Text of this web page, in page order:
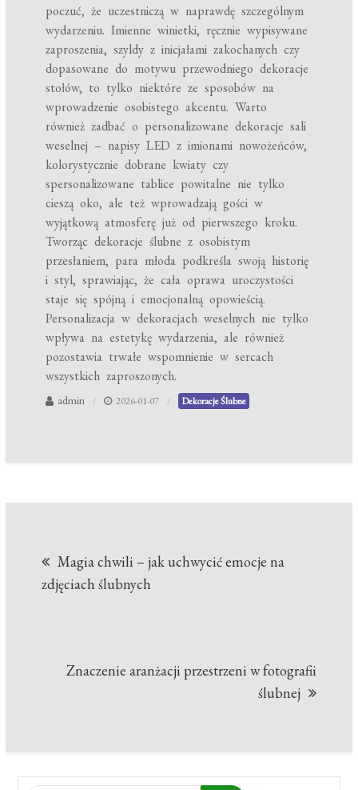
poczuć, że uczestniczą w naprawdę szczególnym
wydarzeniu. Imienne winietki, ręcznie wypisywane
zaproszenia, szyldy z inicjałami zakochanych czy
dopasowane do motywu przewodniego dekoracje
stołów, to tylko niektóre ze sposobów na
wprowadzenie osobistego akcentu. Warto
również zadbać o personalizowane dekoracje sali
weselnej – napisy LED z imionami nowożeńców,
kolorystycznie dobrane kwiaty czy
spersonalizowane tablice powitalne nie tylko
cieszą oko, ale też wprowadzają gości w
wyjątkową atmosferę już od pierwszego kroku.
Tworząc dekoracje ślubne z osobistym
przesłaniem, para młoda podkreśla swoją historię
i styl, sprawiając, że cała oprawa uroczystości
staje się spójną i emocjonalną opowieścią.
Personalizacja w dekoracjach weselnych nie tylko
wpływa na estetykę wydarzenia, ale również
pozostawia trwałe wspomnienie w sercach
wszystkich zaproszonych.
admin 2026-01-07 Dekoracje Ślubne
wpisu
Magia chwili – jak uchwycić emocje na
zdjęciach ślubnych
Znaczenie aranżacji przestrzeni w fotografii
ślubnej